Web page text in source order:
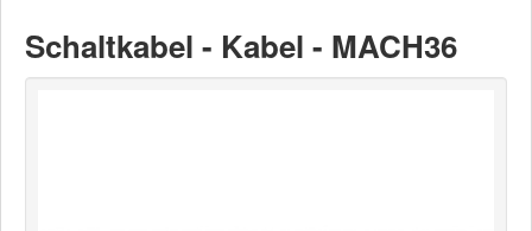
Kontakt
Schaltkabel - Kabel - MACH36